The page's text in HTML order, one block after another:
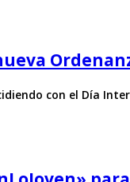
con el Día